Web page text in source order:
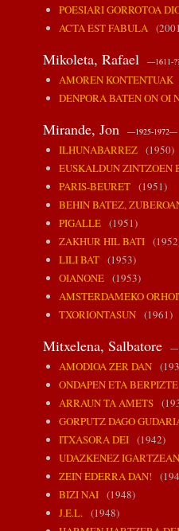
POESIARI GORROTOA
ACTA EST FABULA
Mikoleta, Rafael —1611-
AMOREN KONTENTUAK
DENPORA BATEN ON OI
Mirande, Jon —1925-1972—
ILHUNABARREZ(1950)
EUSKALDUN ZINTZOEN
PARIS-BEURET(1951)
BEHIN BATEZ,
PIGALLE(1951)
ZAKHUR HIL BATI
LILI BAT(1953)
OIANONE(1953)
AMSTERDAMEKO
TXORIONTASUN(1961)
Mitxelena, Salbatore
AMODIOA ZER DAN
ONDAPEN ETA BERPIZTE
ARRAUN TA AMETS
GORPUTZ DAGO
ITXASORA DEI(1942)
UDAZKENEZ IGARTZEAN
ZEIN EDERRA DAN!
BIZI NAI(1948)
J.E.L.(1948)